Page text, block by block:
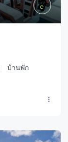
บ้านพัก